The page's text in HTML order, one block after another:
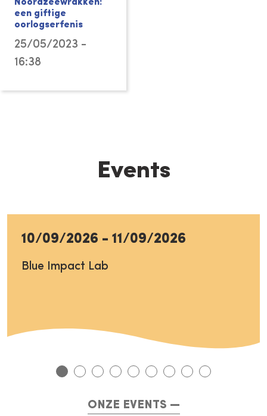
Noordzeewrakken:
een giftige
oorlogserfenis
25/05/2023 -
16:38
Events
10/09/2026 - 11/09/2026
Blue Impact Lab
ONZE EVENTS